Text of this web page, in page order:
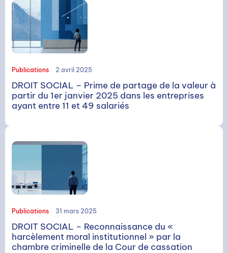
RECHERCHE
Rechercher
Publications 2 avril 2025
DROIT SOCIAL – Prime de partage de la valeur à
partir du 1er janvier 2025 dans les entreprises
ayant entre 11 et 49 salariés
Publications 31 mars 2025
DROIT SOCIAL – Reconnaissance du «
harcèlement moral institutionnel » par la
chambre criminelle de la Cour de cassation